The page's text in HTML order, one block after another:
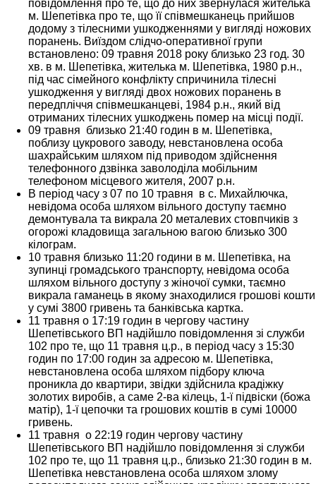
повідомлення про те, що до них звернулася жителька
м. Шепетівка про те, що її співмешканець прийшов
додому з тілесними ушкодженнями у вигляді ножових
поранень. Виїздом слідчо-оперативної групи
встановлено: 09 травня 2018 року близько 23 год. 30
хв. в м. Шепетівка, жителька м. Шепетівка, 1980 р.н.,
під час сімейного конфлікту спричинила тілесні
ушкодження у вигляді двох ножових поранень в
передпліччя співмешканцеві, 1984 р.н., який від
отриманих тілесних ушкоджень помер на місці події.
09 травня близько 21:40 годин в м. Шепетівка,
поблизу цукрового заводу, невстановлена особа
шахрайським шляхом під приводом здійснення
телефонного дзвінка заволоділа мобільним
телефоном місцевого жителя, 2007 р.н.
В період часу з 07 по 10 травня в с. Михайлючка,
невідома особа шляхом вільного доступу таємно
демонтувала та викрала 20 металевих стовпчиків з
огорожі кладовища загальною вагою близько 300
кілограм.
10 травня близько 11:20 години в м. Шепетівка, на
зупинці громадського транспорту, невідома особа
шляхом вільного доступу з жіночої сумки, таємно
викрала гаманець в якому знаходилися грошові кошти
у сумі 3800 гривень та банківська картка.
11 травня о 17:19 годин в чергову частину
Шепетівського ВП надійшло повідомлення зі служби
102 про те, що 11 травня ц.р., в період часу з 15:30
годин по 17:00 годин за адресою м. Шепетівка,
невстановлена особа шляхом підбору ключа
проникла до квартири, звідки здійснила крадіжку
золотих виробів, а саме 2-ва кілець, 1-ї підвіски (божа
матір), 1-ї цепочки та грошових коштів в сумі 10000
гривень.
11 травня о 22:19 годин чергову частину
Шепетівського ВП надійшло повідомлення зі служби
102 про те, що 11 травня ц.р., близько 21:30 годин в м.
Шепетівка невстановлена особа шляхом злому